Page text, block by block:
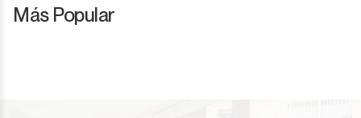
Más Popular